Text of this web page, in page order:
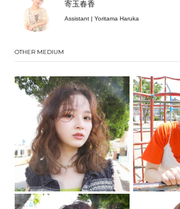
寄玉春香
Assistant | Yoritama Haruka
OTHER MEDIUM